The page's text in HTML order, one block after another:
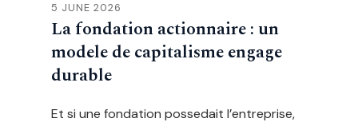
5 JUNE 2026
La fondation actionnaire : un
modele de capitalisme engage
durable
Et si une fondation possedait l’entreprise,